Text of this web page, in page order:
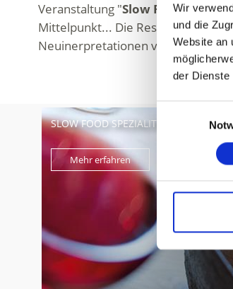
Wir
und die
Website an
der Dienste
Veranstaltung "Slow Food
Mittelpunkt... Die Restaurants und
Neuinerpretationen versprechen
SLOW FOOD SPEZIALITÄTENWOCHEN
Mehr erfahren